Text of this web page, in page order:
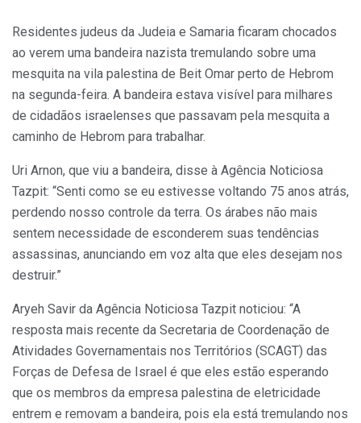
Residentes judeus da Judeia e Samaria ficaram chocados
ao verem uma bandeira nazista tremulando sobre uma
mesquita na vila palestina de Beit Omar perto de Hebrom
na segunda-feira. A bandeira estava visível para milhares
de cidadãos israelenses que passavam pela mesquita a
caminho de Hebrom para trabalhar.
Uri Arnon, que viu a bandeira, disse à Agência Noticiosa
Tazpit: “Senti como se eu estivesse voltando 75 anos atrás,
perdendo nosso controle da terra. Os árabes não mais
sentem necessidade de esconderem suas tendências
assassinas, anunciando em voz alta que eles desejam nos
destruir.”
Aryeh Savir da Agência Noticiosa Tazpit noticiou: “A
resposta mais recente da Secretaria de Coordenação de
Atividades Governamentais nos Territórios (SCAGT) das
Forças de Defesa de Israel é que eles estão esperando
que os membros da empresa palestina de eletricidade
entrem e removam a bandeira, pois ela está tremulando nos